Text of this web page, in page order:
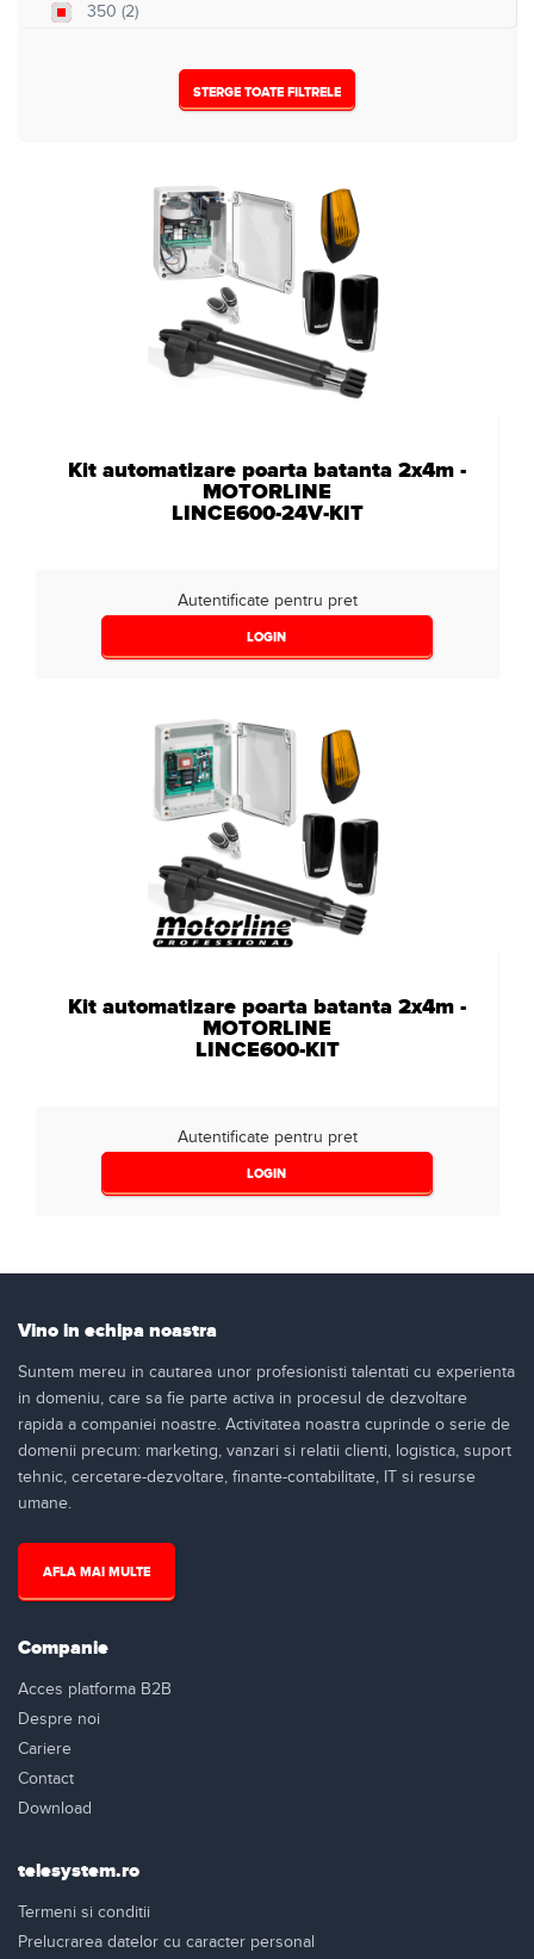
350 (2)
STERGE TOATE FILTRELE
Kit automatizare poarta batanta 2x4m -
MOTORLINE
LINCE600-24V-KIT
Autentificate pentru pret
LOGIN
Kit automatizare poarta batanta 2x4m -
MOTORLINE
LINCE600-KIT
Autentificate pentru pret
LOGIN
Vino in echipa noastra
Suntem mereu in cautarea unor profesionisti talentati cu experienta
in domeniu, care sa fie parte activa in procesul de dezvoltare
rapida a companiei noastre. Activitatea noastra cuprinde o serie de
domenii precum: marketing, vanzari si relatii clienti, logistica, suport
tehnic, cercetare-dezvoltare, finante-contabilitate, IT si resurse
umane.
AFLA MAI MULTE
Companie
Acces platforma B2B
Despre noi
Cariere
Contact
Download
telesystem.ro
Termeni si conditii
Prelucrarea datelor cu caracter personal